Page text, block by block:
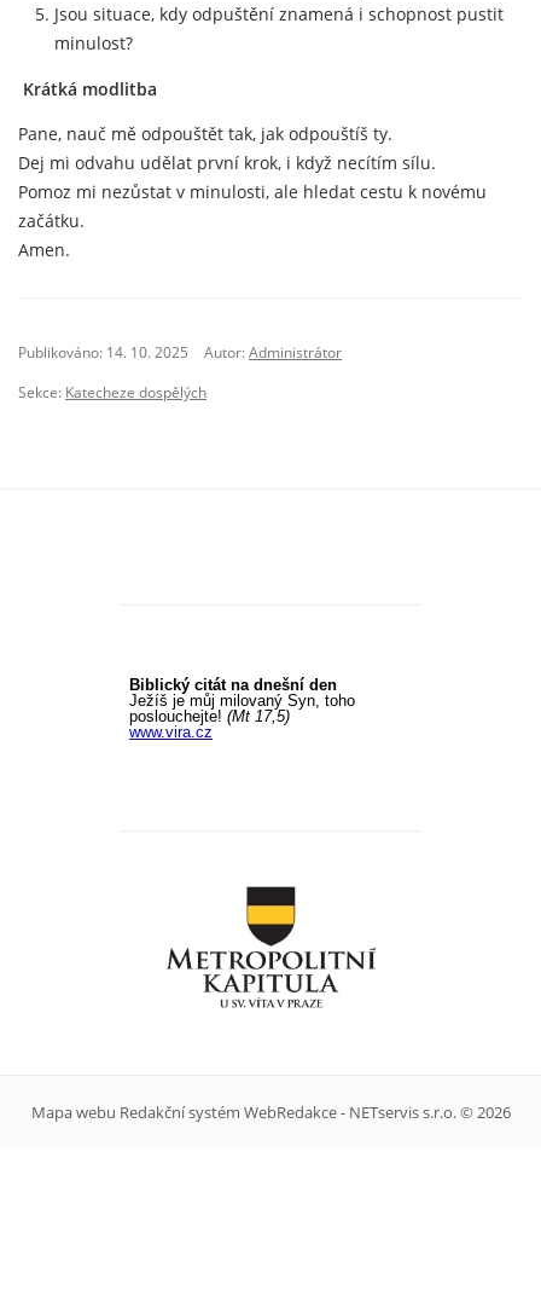
Jsou situace, kdy odpuštění znamená i schopnost pustit
minulost?
Krátká modlitba
Pane, nauč mě odpouštět tak, jak odpouštíš ty.
Dej mi odvahu udělat první krok, i když necítím sílu.
Pomoz mi nezůstat v minulosti, ale hledat cestu k novému
začátku.
Amen.
Publikováno: 14. 10. 2025 Autor:Administrátor
Sekce: Katecheze dospělých
Mapa webu Redakční systém WebRedakce- NETservis s.r.o.© 2026